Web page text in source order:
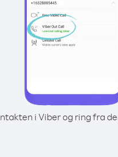
i Viber og ring fra